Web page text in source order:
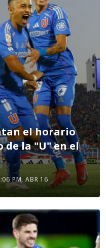
el horario
la "U" en el
PM, ABR 16